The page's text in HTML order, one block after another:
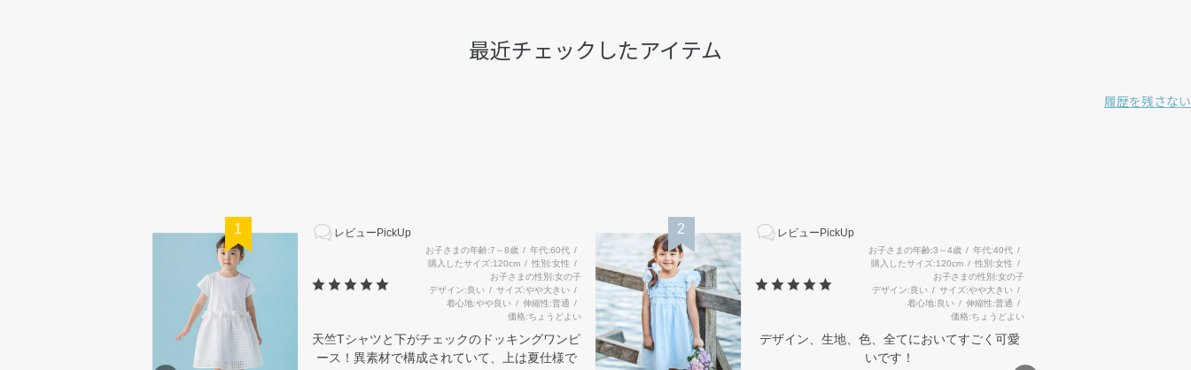
最近チェックしたアイテム
履歴を残さない
1 レビューPickUp
お子さまの年齢 7～8歳 年代 60代
購入したサイズ 120cm 性別 女性
お子さまの性別 女の子
デザイン 良い サイズ やや大きい
着心地 やや良い 伸縮性 普通
価格 ちょうどよい
天竺Tシャツと下がチェックのドッキングワンピ
ース！異素材で構成されていて、上は夏仕様で
2 レビューPickUp
お子さまの年齢 3～4歳 年代 40代
購入したサイズ 120cm 性別 女性
お子さまの性別 女の子
デザイン 良い サイズ やや大きい
着心地 良い 伸縮性 普通
価格 ちょうどよい
デザイン、生地、色、全てにおいてすごく可愛
いです！